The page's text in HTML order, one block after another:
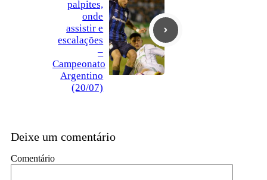
palpites,
onde
assistir e
escalações
–
Campeonato
Argentino
(20/07)
Deixe um comentário
Comentário